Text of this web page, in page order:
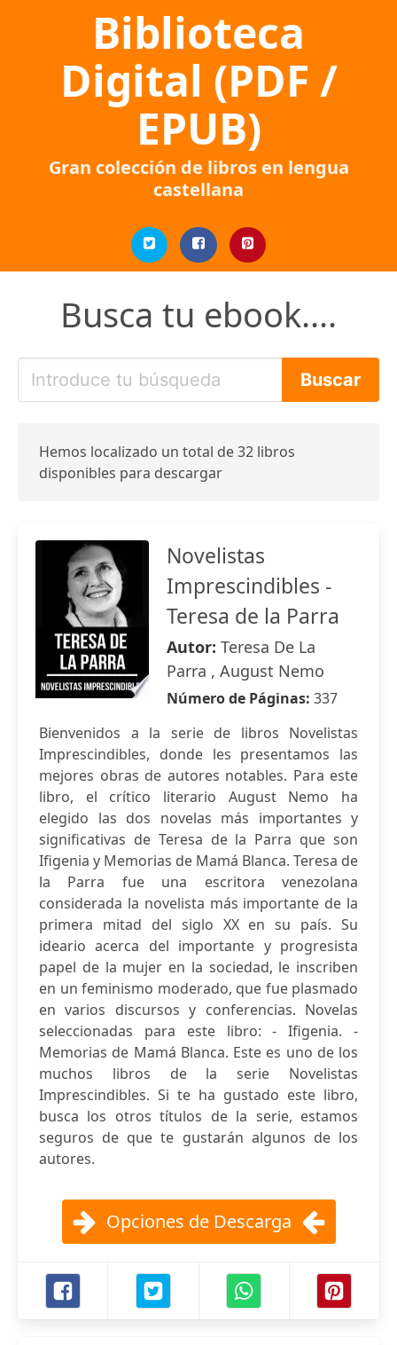
Biblioteca
Digital (PDF /
EPUB)
Gran colección de libros en lengua
castellana
Busca tu ebook....
Hemos localizado un total de 32 libros
disponibles para descargar
Novelistas
Imprescindibles -
Teresa de la Parra
Autor: Teresa De La
Parra , August Nemo
Número de Páginas: 337
Bienvenidos a la serie de libros Novelistas
Imprescindibles, donde les presentamos las
mejores obras de autores notables. Para este
libro, el crítico literario August Nemo ha
elegido las dos novelas más importantes y
significativas de Teresa de la Parra que son
Ifigenia y Memorias de Mamá Blanca. Teresa de
la Parra fue una escritora venezolana
considerada la novelista más importante de la
primera mitad del siglo XX en su país. Su
ideario acerca del importante y progresista
papel de la mujer en la sociedad, le inscriben
en un feminismo moderado, que fue plasmado
en varios discursos y conferencias. Novelas
seleccionadas para este libro: - Ifigenia. -
Memorias de Mamá Blanca. Este es uno de los
muchos libros de la serie Novelistas
Imprescindibles. Si te ha gustado este libro,
busca los otros títulos de la serie, estamos
seguros de que te gustarán algunos de los
autores.
Opciones de Descarga